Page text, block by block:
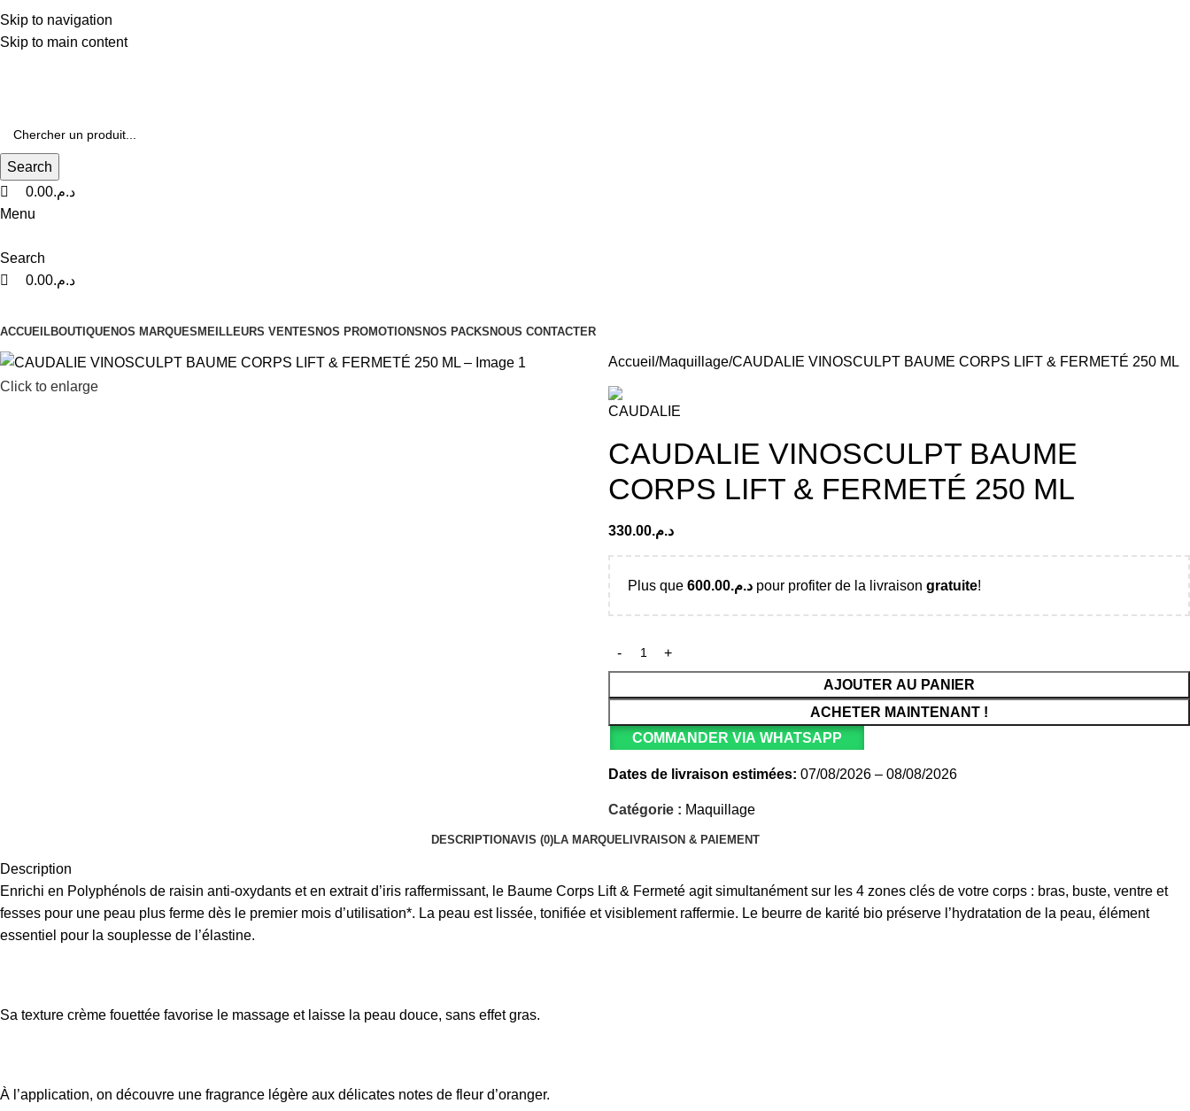
Skip to navigation
Skip to main content
Livraison Gratuite à Partir de 600dhs
Search
د.م.0.00
Menu
Search
د.م.0.00
ACCUEILBOUTIQUENOS MARQUES MEILLEURS VENTES NOS PROMOTIONS NOS PACKS NOUS CONTACTER
Click to enlarge
Accueil Maquillage CAUDALIE VINOSCULPT BAUME CORPS LIFT & FERMETÉ 250 ML
CAUDALIE VINOSCULPT BAUME
CORPS LIFT & FERMETÉ 250 ML
د.م.330.00
Plus que د.م.600.00 pour profiter de la livraison gratuite!
AJOUTER AU PANIER
ACHETER MAINTENANT !
COMMANDER VIA WHATSAPP
Dates de livraison estimées: 07/08/2026 – 08/08/2026
Catégorie : Maquillage
DESCRIPTIONAVIS (0)LA MARQUELIVRAISON & PAIEMENT
Description
Enrichi en Polyphénols de raisin anti-oxydants et en extrait d’iris raffermissant, le Baume Corps Lift & Fermeté agit simultanément sur les 4 zones clés de votre corps : bras, buste, ventre et
fesses pour une peau plus ferme dès le premier mois d’utilisation*. La peau est lissée, tonifiée et visiblement raffermie. Le beurre de karité bio préserve l’hydratation de la peau, élément
essentiel pour la souplesse de l’élastine.
Sa texture crème fouettée favorise le massage et laisse la peau douce, sans effet gras.
À l’application, on découvre une fragrance légère aux délicates notes de fleur d’oranger.